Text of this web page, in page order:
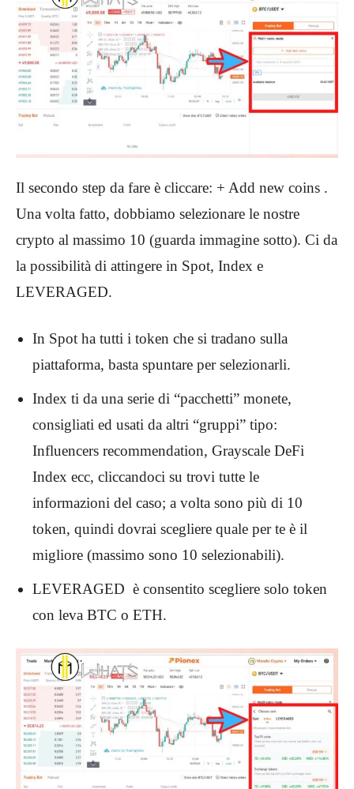
Il secondo step da fare è cliccare: + Add new coins .
Una volta fatto, dobbiamo selezionare le nostre
crypto al massimo 10 (guarda immagine sotto). Ci da
la possibilità di attingere in Spot, Index e
LEVERAGED.
In Spot ha tutti i token che si tradano sulla
piattaforma, basta spuntare per selezionarli.
Index ti da una serie di “pacchetti” monete,
consigliati ed usati da altri “gruppi” tipo:
Influencers recommendation, Grayscale DeFi
Index ecc, cliccandoci su trovi tutte le
informazioni del caso; a volta sono più di 10
token, quindi dovrai scegliere quale per te è il
migliore (massimo sono 10 selezionabili).
LEVERAGED è consentito scegliere solo token
con leva BTC o ETH.